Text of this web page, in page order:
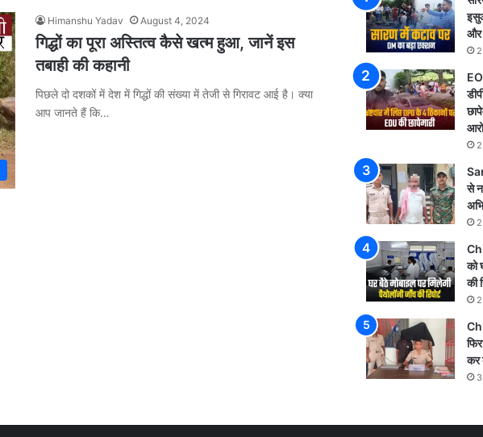
Himanshu Yadav August 4, 2024
गिद्धों का पूरा अस्तित्व कैसे खत्म हुआ, जानें इस
तबाही की कहानी
पिछले दो दशकों में देश में गिद्धों की संख्या में तेजी से गिरावट आई है। क्या
आप जानते हैं कि…
और
से
को
की
कर